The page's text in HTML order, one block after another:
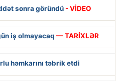
sonra göründü - VİDEO
iş olmayacaq — TARİXLƏR
həmkarını təbrik etdi